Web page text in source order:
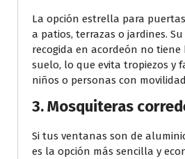
La opción estrella para
a patios, terrazas o jardines.
recogida en acordeón no tiene
suelo, lo que evita tropiezos y
niños o personas con
3. Mosquiteras
Si tus ventanas son de
es la opción más sencilla y